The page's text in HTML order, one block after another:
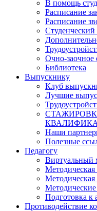
В помощь
Расписание
Расписание
Очно-заочное
Библиотека
Выпускнику
Клуб
Лучшие
Наши
Полезные
Педагогу
Виртуальный
Методическая
Методическая
Подготовка к
Противодействие